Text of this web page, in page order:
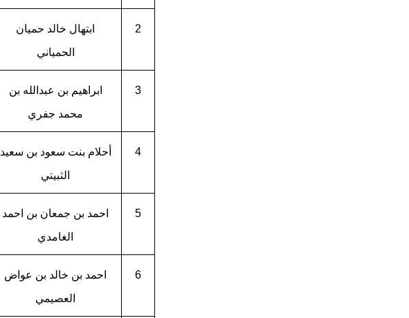
2
ابتهال خالد حميان
الحمياني
3
ابراهيم بن عبدالله بن
محمد جفري
4
أحلام بنت سعود بن سعيد
الثبيتي
5
احمد بن جمعان بن احمد
الغامدي
6
احمد بن خالد بن عواض
العصيمي